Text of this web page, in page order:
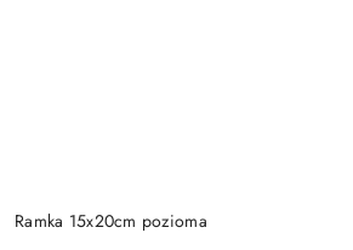
Ramka 15x20cm pozioma